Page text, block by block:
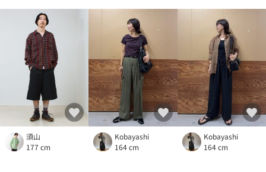
須山
177 cm
Kobayashi
164 cm
Kobayashi
164 cm